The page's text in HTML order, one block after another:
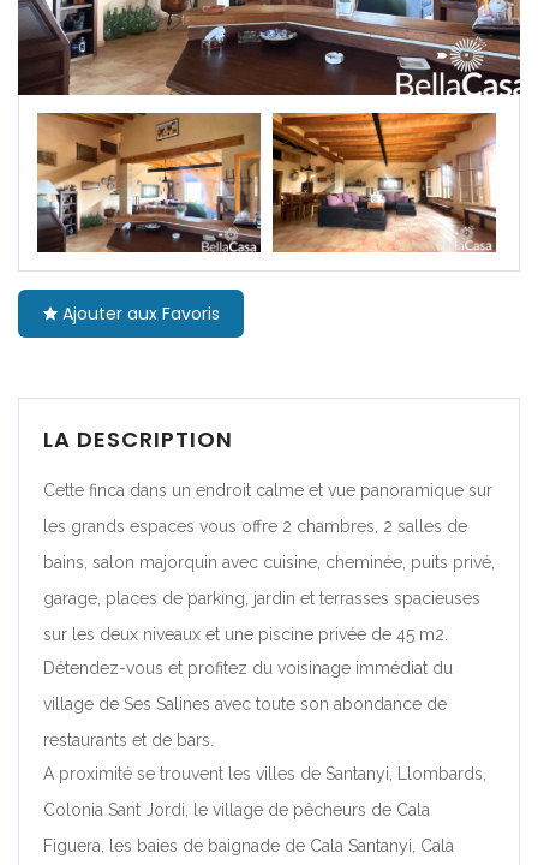
|-Cuenca
|-Toledo
Cataluña
|-Barcelona
Navarra
|-Navarra
Comunitat Valenciana
|-Alicante/Alacant
|-Valencia/València
Ajouter aux Favoris
LA DESCRIPTION
Cette finca dans un endroit calme et vue panoramique sur
les grands espaces vous offre 2 chambres, 2 salles de
bains, salon majorquin avec cuisine, cheminée, puits privé,
garage, places de parking, jardin et terrasses spacieuses
sur les deux niveaux et une piscine privée de 45 m2.
Détendez-vous et profitez du voisinage immédiat du
village de Ses Salines avec toute son abondance de
restaurants et de bars.
A proximité se trouvent les villes de Santanyi, Llombards,
Colonia Sant Jordi, le village de pêcheurs de Cala
Figuera, les baies de baignade de Cala Santanyi, Cala